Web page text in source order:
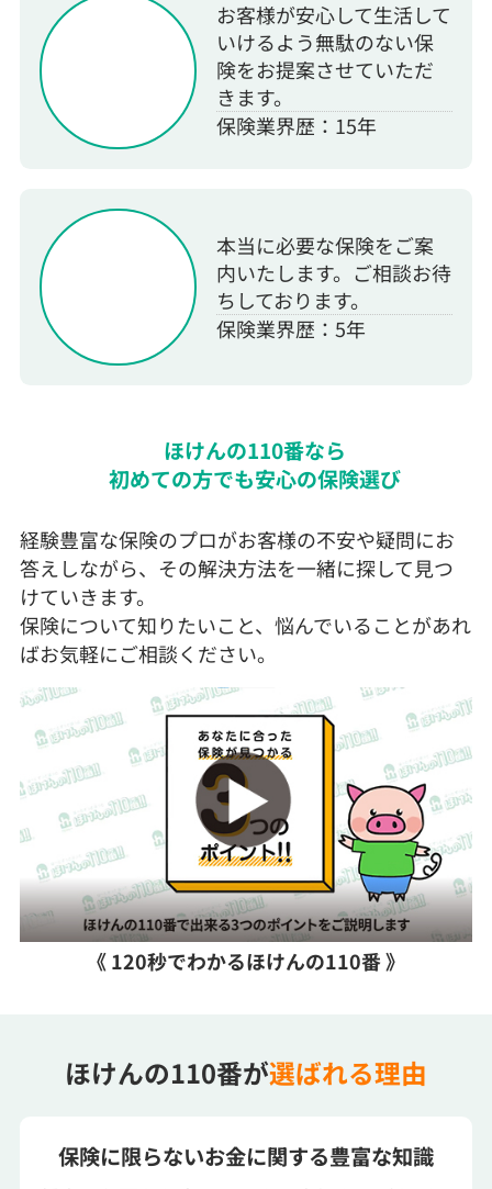
お客様が安心して生活して
いけるよう無駄のない保
険をお提案させていただ
きます。
保険業界歴：15年
本当に必要な保険をご案
内いたします。ご相談お待
ちしております。
保険業界歴：5年
ほけんの110番なら
初めての方でも安心の保険選び
《 120秒でわかるほけんの110番 》
経験豊富な保険のプロがお客様の不安や疑問にお
答えしながら、その解決方法を一緒に探して見つ
けていきます。
保険について知りたいこと、悩んでいることがあれ
ばお気軽にご相談ください。
ほけんの110番が選ばれる理由
保険に限らないお金に関する豊富な知識